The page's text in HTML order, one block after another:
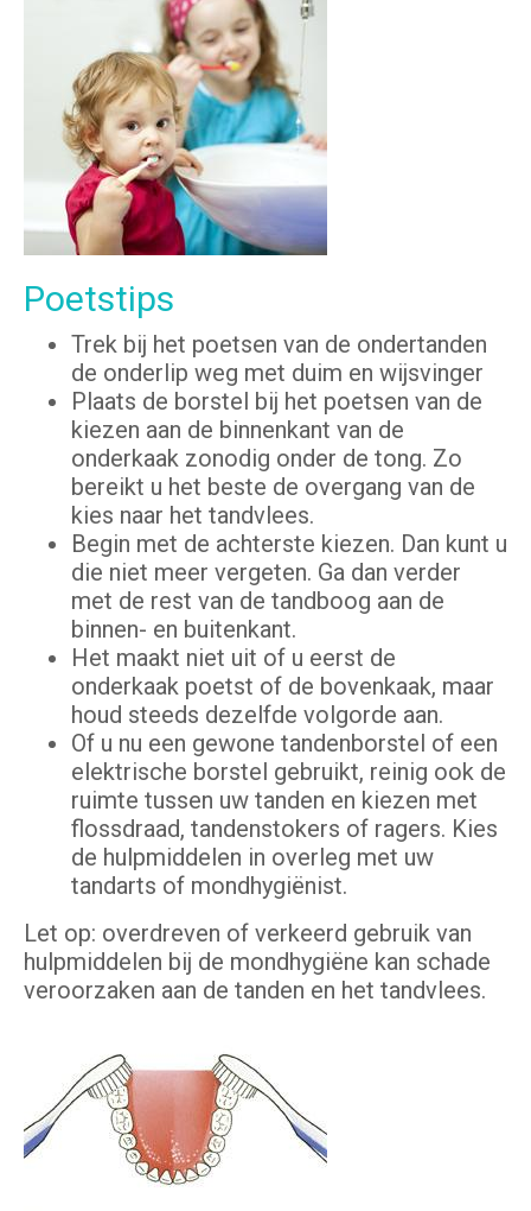
Poetstips
Trek bij het poetsen van de ondertanden
de onderlip weg met duim en wijsvinger
Plaats de borstel bij het poetsen van de
kiezen aan de binnenkant van de
onderkaak zonodig onder de tong. Zo
bereikt u het beste de overgang van de
kies naar het tandvlees.
Begin met de achterste kiezen. Dan kunt u
die niet meer vergeten. Ga dan verder
met de rest van de tandboog aan de
binnen- en buitenkant.
Het maakt niet uit of u eerst de
onderkaak poetst of de bovenkaak, maar
houd steeds dezelfde volgorde aan.
Of u nu een gewone tandenborstel of een
elektrische borstel gebruikt, reinig ook de
ruimte tussen uw tanden en kiezen met
flossdraad, tandenstokers of ragers. Kies
de hulpmiddelen in overleg met uw
tandarts of mondhygiënist.
Let op: overdreven of verkeerd gebruik van
hulpmiddelen bij de mondhygiëne kan schade
veroorzaken aan de tanden en het tandvlees.